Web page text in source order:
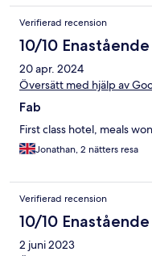
Verifierad recension
10/10 Enastående
20 apr. 2024
Översätt med hjälp av
Fab
First class hotel, meals
Jonathan, 2 nätters resa
Verifierad recension
10/10 Enastående
2 juni 2023